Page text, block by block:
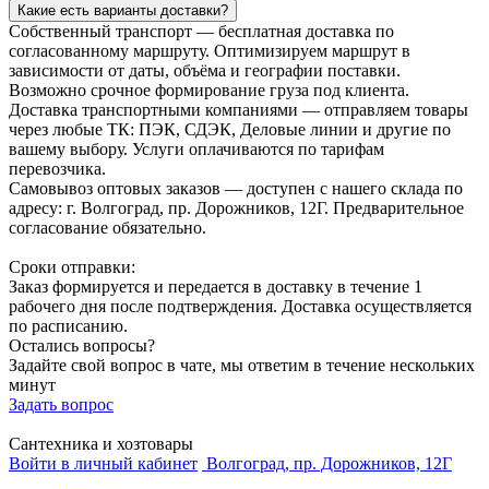
Какие есть варианты доставки?
Собственный транспорт — бесплатная доставка по
согласованному маршруту. Оптимизируем маршрут в
зависимости от даты, объёма и географии поставки.
Возможно срочное формирование груза под клиента.
Доставка транспортными компаниями — отправляем товары
через любые ТК: ПЭК, СДЭК, Деловые линии и другие по
вашему выбору. Услуги оплачиваются по тарифам
перевозчика.
Самовывоз оптовых заказов — доступен с нашего склада по
адресу: г. Волгоград, пр. Дорожников, 12Г. Предварительное
согласование обязательно.
Сроки отправки:
Заказ формируется и передается в доставку в течение 1
рабочего дня после подтверждения. Доставка осуществляется
по расписанию.
Остались вопросы?
Задайте свой вопрос в чате, мы ответим в течение нескольких
минут
Задать вопрос
Сантехника и хозтовары
Войти в личный кабинет Волгоград, пр. Дорожников, 12Г